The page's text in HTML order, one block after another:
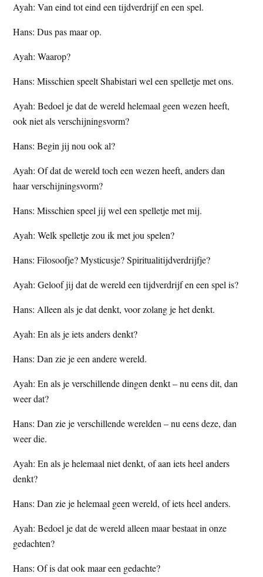
Ayah: Van eind tot eind een tijdverdrijf en een spel.
Hans: Dus pas maar op.
Ayah: Waarop?
Hans: Misschien speelt Shabistari wel een spelletje met ons.
Ayah: Bedoel je dat de wereld helemaal geen wezen heeft,
ook niet als verschijningsvorm?
Hans: Begin jij nou ook al?
Ayah: Of dat de wereld toch een wezen heeft, anders dan
haar verschijningsvorm?
Hans: Misschien speel jij wel een spelletje met mij.
Ayah: Welk spelletje zou ik met jou spelen?
Hans: Filosoofje? Mysticusje? Spiritualitijdverdrijfje?
Ayah: Geloof jij dat de wereld een tijdverdrijf en een spel is?
Hans: Alleen als je dat denkt, voor zolang je het denkt.
Ayah: En als je iets anders denkt?
Hans: Dan zie je een andere wereld.
Ayah: En als je verschillende dingen denkt – nu eens dit, dan
weer dat?
Hans: Dan zie je verschillende werelden – nu eens deze, dan
weer die.
Ayah: En als je helemaal niet denkt, of aan iets heel anders
denkt?
Hans: Dan zie je helemaal geen wereld, of iets heel anders.
Ayah: Bedoel je dat de wereld alleen maar bestaat in onze
gedachten?
Hans: Of is dat ook maar een gedachte?